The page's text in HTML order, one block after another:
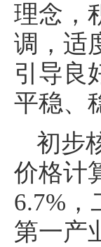
理念，
调，适
引导良
平稳、
初步
价格计
6.7%，
第一产